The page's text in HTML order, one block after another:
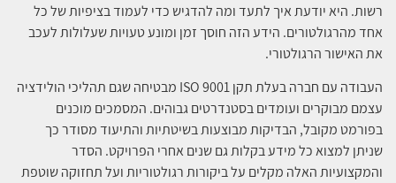
רשות. היא יודעת איך לתעד ומה להדגיש כדי לעמוד בציפיות של כל
אחד מהרגולטורים. הידע הזה חוסך זמן ומונע טעויות שעלולות לעכב
את האישור הרגולטורי.
העבודה עם חברה בעלת תקן ISO 9001 מבטיחה שגם תהליכי הולידציה
עצמם מבוקרים ועומדים בסטנדרטים גבוהים. המסמכים מוכנים
בפורמט מקובל, הבדיקות מבוצעות בשיטתיות והתיעוד מסודר כך
שניתן למצוא כל מידע בקלות גם שנים אחרי הפרויקט. הסדר
והמקצועיות האלה מקלים על ביקורות רגולטוריות ועל תחזוקה שוטפת